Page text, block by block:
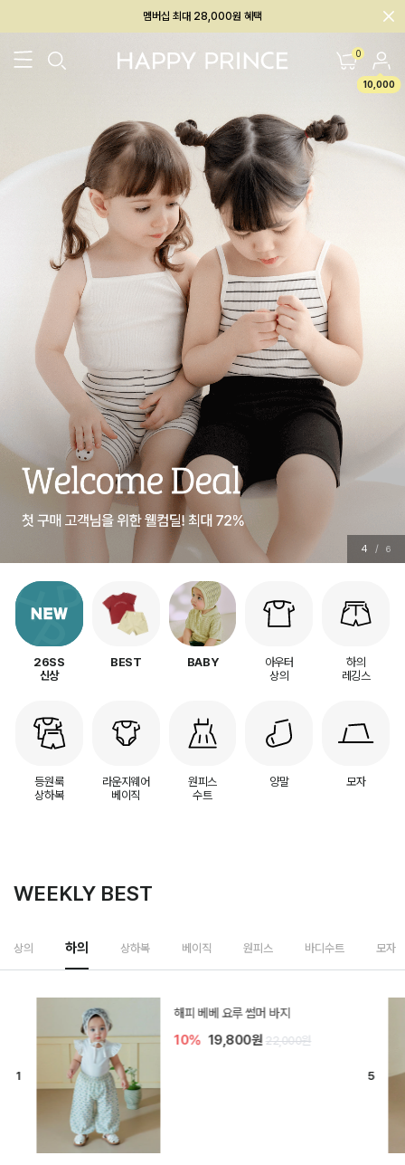
회원전용 아울렛, 가입하면 ~60% 할인!
멤버십 최대 28,000원 혜택
0
10,000
4 / 6
26SS
신상
BEST BABY
아우터
상의
하의
레깅스
등원룩
상하복
라운지웨어
베이직
원피스
수트
양말 모자
WEEKLY BEST
상의 하의 상하복 베이직 원피스 바디수트 모자
[SIZE ~6Y] 델린 린넨 바지
10% 21,600원 24,000원